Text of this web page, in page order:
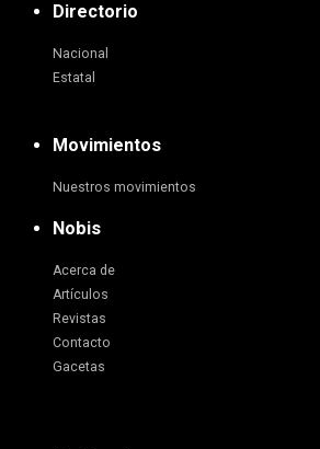
Directorio
Nacional
Estatal
Movimientos
Nuestros movimientos
Nobis
Acerca de
Artículos
Revistas
Contacto
Gacetas